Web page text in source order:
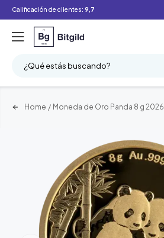
Calificación de clientes: 9,7
¿Qué estás buscando?
Home / Moneda de Oro Panda 8 g 2026